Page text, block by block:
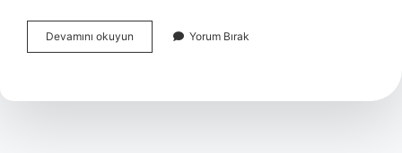
Devamını okuyun
Kısıklığı
Geçer
Yorum Bırak